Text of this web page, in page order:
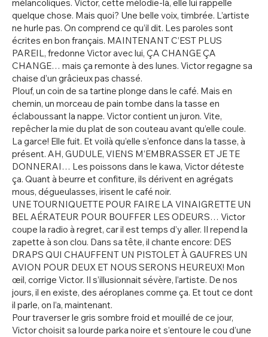
mélancoliques. Victor, cette mélodie-là, elle lui rappelle
quelque chose. Mais quoi? Une belle voix, timbrée. L’artiste
ne hurle pas. On comprend ce qu’il dit. Les paroles sont
écrites en bon français. MAINTENANT C’EST PLUS
PAREIL, fredonne Victor avec lui, ÇA CHANGE ÇA
CHANGE… mais ça remonte à des lunes. Victor regagne sa
chaise d’un grâcieux pas chassé.
Plouf, un coin de sa tartine plonge dans le café. Mais en
chemin, un morceau de pain tombe dans la tasse en
éclaboussant la nappe. Victor contient un juron. Vite,
repêcher la mie du plat de son couteau avant qu’elle coule.
La garce! Elle fuit. Et voilà qu’elle s’enfonce dans la tasse, à
présent. AH, GUDULE, VIENS M’EMBRASSER ET JE TE
DONNERAI… Les poissons dans le kawa, Victor déteste
ça. Quant à beurre et confiture, ils dérivent en agrégats
mous, dégueulasses, irisent le café noir.
UNE TOURNIQUETTE POUR FAIRE LA VINAIGRETTE UN
BEL AÉRATEUR POUR BOUFFER LES ODEURS… Victor
coupe la radio à regret, car il est temps d’y aller. Il repend la
zapette à son clou. Dans sa tête, il chante encore: DES
DRAPS QUI CHAUFFENT UN PISTOLET À GAUFRES UN
AVION POUR DEUX ET NOUS SERONS HEUREUX! Mon
œil, corrige Victor. Il s’illusionnait sévère, l’artiste. De nos
jours, il en existe, des aéroplanes comme ça. Et tout ce dont
il parle, on l’a, maintenant.
Pour traverser le gris sombre froid et mouillé de ce jour,
Victor choisit sa lourde parka noire et s’entoure le cou d’une